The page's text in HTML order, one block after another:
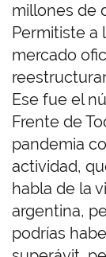
millones de
Permitiste a
mercado
Ese fue el
Frente de
pandemia
actividad,
habla de la
argentina,
podrías